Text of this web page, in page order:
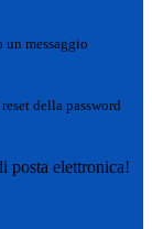
un messaggio
della password
posta elettronica!